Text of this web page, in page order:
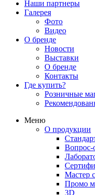
Наши партнеры
Галерея
Фото
Видео
О бренде
Новости
Выставки
О бренде
Контакты
Где купить?
Розничные
Меню
О продукции
Вопрос-
Мастер
Промо
3D